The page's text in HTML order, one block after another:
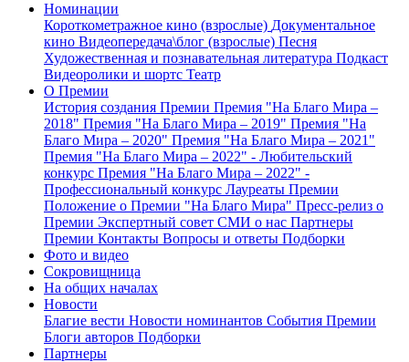
Номинации
Короткометражное кино (взрослые) Документальное
кино Видеопередача\блог (взрослые) Песня
Художественная и познавательная литература Подкаст
Видеоролики и шортс Театр
О Премии
История создания Премии Премия "На Благо Мира –
2018" Премия "На Благо Мира – 2019" Премия "На
Благо Мира – 2020" Премия "На Благо Мира – 2021"
Премия "На Благо Мира – 2022" - Любительский
конкурс Премия "На Благо Мира – 2022" -
Профессиональный конкурс Лауреаты Премии
Положение о Премии "На Благо Мира" Пресс-релиз о
Премии Экспертный совет СМИ о нас Партнеры
Премии Контакты Вопросы и ответы Подборки
Фото и видео
Сокровищница
На общих началах
Новости
Благие вести Новости номинантов События Премии
Блоги авторов Подборки
Партнеры